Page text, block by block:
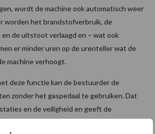
wordt de machine ook automatisch weer
worden het brandstofverbruik, de
de uitstoot verlaagd en – wat ook
er minder uren op de urenteller wat de
machine verhoogt.
deze functie kan de bestuurder de
zonder het gaspedaal te gebruiken. Dat
en de veiligheid en geeft de